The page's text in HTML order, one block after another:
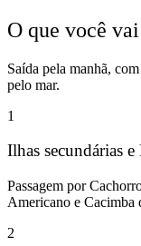
O que você
Saída pela manhã,
pelo mar.
1
Ilhas secundárias
Passagem por
Americano e Cacimba
2